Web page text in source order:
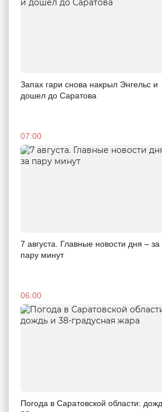
Запах гари снова накрыл Энгельс и
дошел до Саратова
07:00
7 августа. Главные новости дня – за
пару минут
06:00
Погода в Саратовской области: